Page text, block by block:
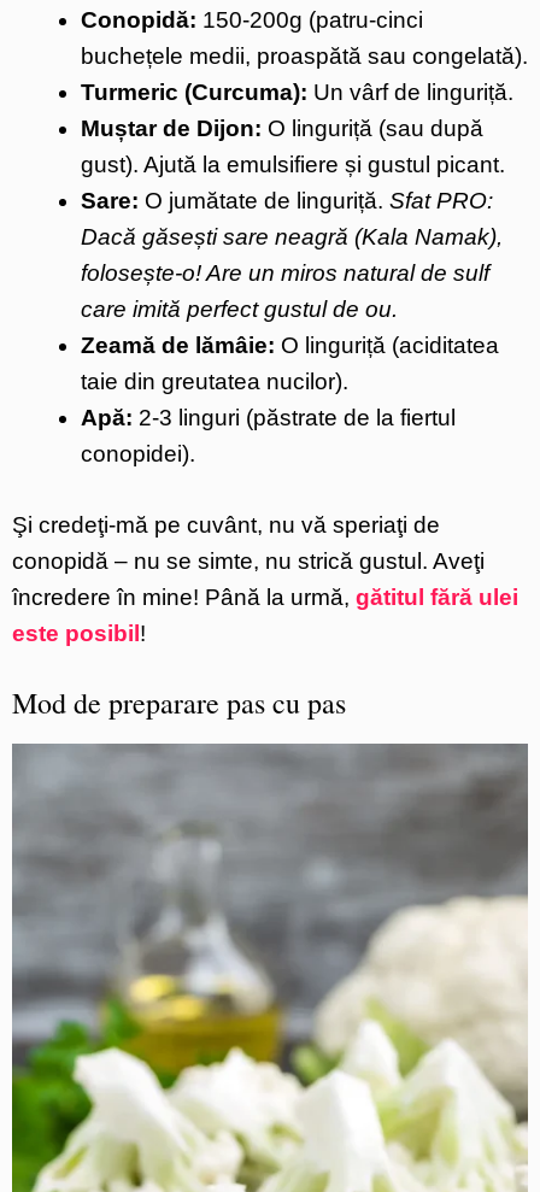
Conopidă: 150-200g (patru-cinci
buchețele medii, proaspătă sau congelată).
Turmeric (Curcuma): Un vârf de linguriță.
Muștar de Dijon: O linguriță (sau după
gust). Ajută la emulsifiere și gustul picant.
Sare: O jumătate de linguriță. Sfat PRO:
Dacă găsești sare neagră (Kala Namak),
folosește-o! Are un miros natural de sulf
care imită perfect gustul de ou.
Zeamă de lămâie: O linguriță (aciditatea
taie din greutatea nucilor).
Apă: 2-3 linguri (păstrate de la fiertul
conopidei).
Şi credeţi-mă pe cuvânt, nu vă speriaţi de
conopidă – nu se simte, nu strică gustul. Aveţi
încredere în mine! Până la urmă, gătitul fără ulei
este posibil!
Mod de preparare pas cu pas